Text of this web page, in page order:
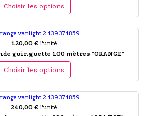
Choisir les options
120,00 € l'unité
guinguette 100 mètres "ORANGE"
Choisir les options
240,00 € l'unité